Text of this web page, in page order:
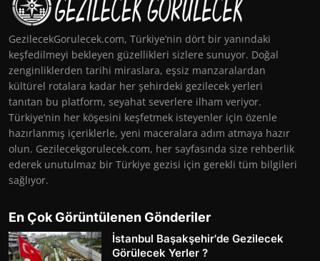
GezilecekGorulecek.com, Türkiye’nin dört bir yanındaki
keşfedilmeyi bekleyen güzellikleri sizlere sunuyor. Doğal
zenginliklerden tarihi miraslara, eşsiz manzaralardan
kültürel rotalara kadar her şehirdeki gezilecek yerleri
tanıtan bu platform, seyahat severlere ilham veriyor.
Türkiye’nin her köşesini keşfetmek isteyenler için özenle
hazırlanmış içeriklerle, yeni maceralara adım atmaya hazır
olun. Gezilecekgorulecek.com, her sayfasında size rehberlik
ederek unutulmaz bir Türkiye gezisi için gerekli tüm bilgileri
sağlıyor.
En Çok Görüntülenen Gönderiler
İstanbul Başakşehir'de Gezilecek
Görülecek Yerler ?